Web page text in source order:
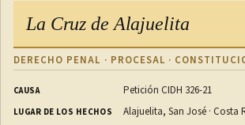
La Cruz de Alajuelita
DERECHO PENAL · PROCESAL ·
CAUSA Petición CIDH 326-21
LUGAR DE LOS HECHOS Alajuelita, San José · Costa